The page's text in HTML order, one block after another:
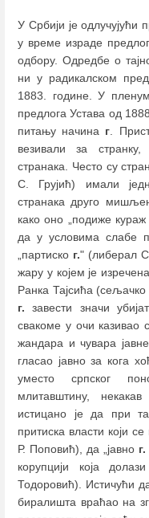
У Србији је одлучујући
у време израде
одбору. Одредбе о
ни у радикалском
1883. године. У
предлога Устава од
питању начина г .
везивали за
странака. Често су
С. Грујић) имали
странака друго
како оно „подиже
да у условима слабе
„партиско г." (либерал
жару у којем је
Ранка Тајсића (сељачко
г. завести значи
свакоме у очи казивао
жандара и чувара
гласао јавно за кога
уместо српског
млитавштину,
истицано је да при
притиска власти који
Р. Поповић), да „јавно г.
корупцији која
Тодоровић). Истичући
биралишта враћао на